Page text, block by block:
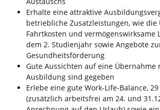
Erhalte eine attraktive
betriebliche Zusatzleistungen, wie die
Fahrtkosten und vermögenswirksame
dem 2. Studienjahr sowie Angebote
Gesundheitsförderung
Gute Aussichten auf eine Übernahme
Ausbildung sind gegeben
Erlebe eine gute Work-Life-Balance,
(zusätzlich arbeitsfrei am 24. und